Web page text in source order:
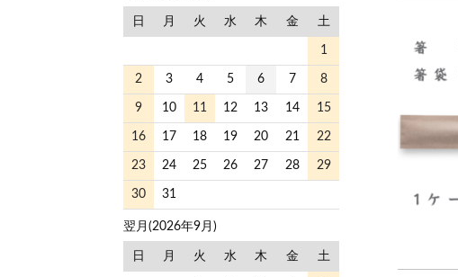
日 月 火 水 木 金 土
1
2 3 4 5 6 7 8
9 10 11 12 13 14 15
16 17 18 19 20 21 22
23 24 25 26 27 28 29
30 31
翌月(2026年9月)
日 月 火 水 木 金 土